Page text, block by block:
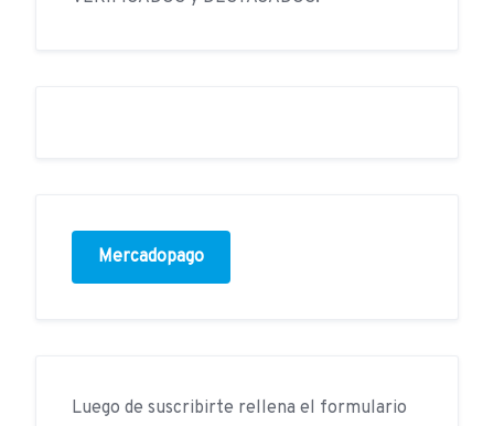
Mercadopago
Luego de suscribirte rellena el formulario